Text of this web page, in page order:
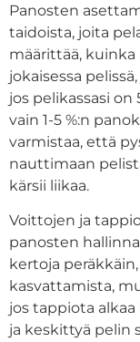
Panosten
taidoista, joita
määrittää,
jokaisessa
jos pelikassasi
vain 1-5 %:n
varmistaa, että
nauttimaan
kärsii liikaa.
Voittojen ja
panosten
kertoja
kasvattamista,
jos tappiota alkaa
ja keskittyä pelin